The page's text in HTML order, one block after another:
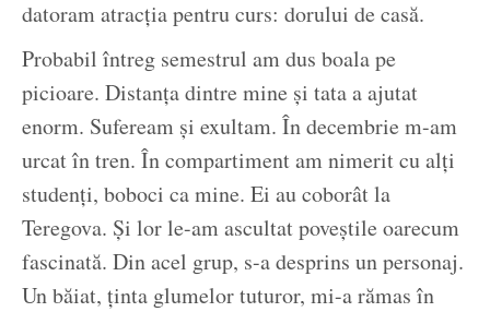
datoram atracția pentru curs: dorului de casă.
Probabil întreg semestrul am dus boala pe
picioare. Distanța dintre mine și tata a ajutat
enorm. Sufeream și exultam. În decembrie m-am
urcat în tren. În compartiment am nimerit cu alți
studenți, boboci ca mine. Ei au coborât la
Teregova. Și lor le-am ascultat poveștile oarecum
fascinată. Din acel grup, s-a desprins un personaj.
Un băiat, ținta glumelor tuturor, mi-a rămas în